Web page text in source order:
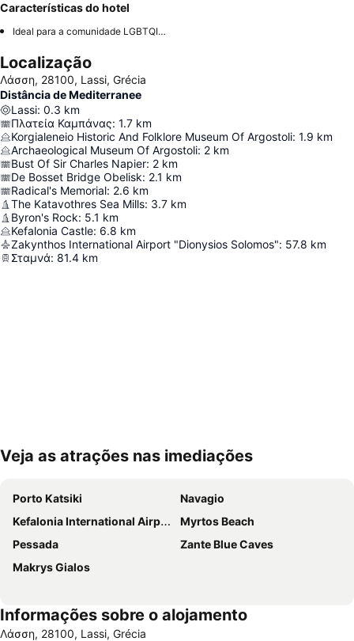
Características do hotel
Ideal para a comunidade LGBTQIA+
Localização
Λάσση, 28100, Lassi, Grécia
Distância de Mediterranee
Lassi: 0.3 km
Πλατεία Καμπάνας: 1.7 km
Korgialeneio Historic And Folklore Museum Of Argostoli: 1.9 km
Archaeological Museum Of Argostoli: 2 km
Bust Of Sir Charles Napier: 2 km
De Bosset Bridge Obelisk: 2.1 km
Radical's Memorial: 2.6 km
The Katavothres Sea Mills: 3.7 km
Byron's Rock: 5.1 km
Kefalonia Castle: 6.8 km
Zakynthos International Airport "Dionysios Solomos": 57.8 km
Σταμνά: 81.4 km
Ampliar mapa
Veja as atrações nas imediações
Porto Katsiki
Navagio
Kefalonia International Airport
Myrtos Beach
Pessada
Zante Blue Caves
Makrys Gialos
Informações sobre o alojamento
Λάσση, 28100, Lassi, Grécia